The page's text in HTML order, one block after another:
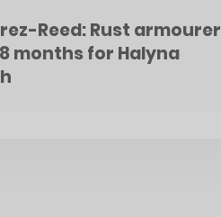
Reed: Rust armourer
months for Halyna